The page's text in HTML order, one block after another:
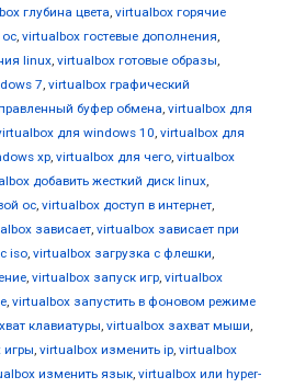
глубина цвета, virtualbox горячие
, virtualbox гостевые дополнения,
linux, virtualbox готовые образы,
7, virtualbox графический
буфер обмена, virtualbox для
для windows 10, virtualbox для
xp, virtualbox для чего, virtualbox
добавить жесткий диск linux,
ос, virtualbox доступ в интернет,
зависает, virtualbox зависает при
iso, virtualbox загрузка с флешки,
, virtualbox запуск игр, virtualbox
, virtualbox запустить в фоновом режиме
клавиатуры, virtualbox захват мыши,
игры, virtualbox изменить ip, virtualbox
изменить язык, virtualbox или hyper-